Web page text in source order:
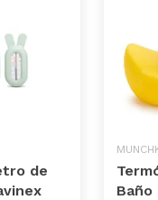
de